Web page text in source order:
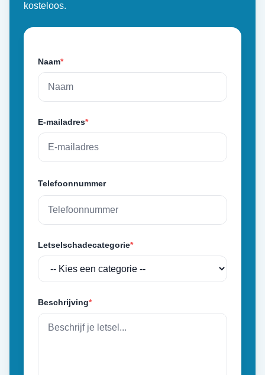
kosteloos.
Naam*
E-mailadres*
Telefoonnummer
Letselschadecategorie*
Beschrijving*